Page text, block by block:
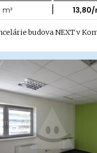
m² | 13,80/
budova NEXT v